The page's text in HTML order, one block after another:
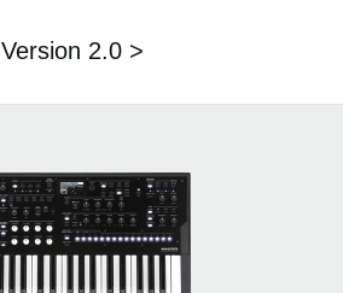
Version 2.0 >